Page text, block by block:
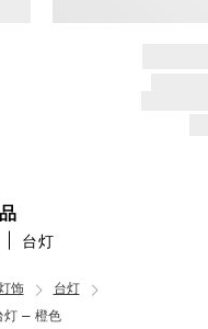
台灯
饰
台灯
灯 — 橙色